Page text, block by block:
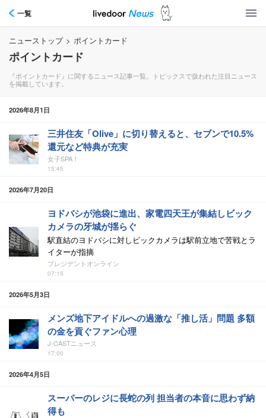
一覧
ニューストップ > ポイントカード
ポイントカード
『ポイントカード』に関するニュース記事一覧。トピックスで扱われた注目ニュース
を掲載しています。
2026年8月1日
三井住友「Olive」に切り替えると、セブンで10.5%
還元など特典が充実
女子SPA！
15:45
2026年7月20日
ヨドバシが池袋に進出、家電四天王が集結しビック
カメラの牙城が揺らぐ
駅直結のヨドバシに対しビックカメラは駅前立地で苦戦とラ
イターが指摘
プレジデントオンライン
07:15
2026年5月3日
メンズ地下アイドルへの過激な「推し活」問題 多額
の金を貢ぐファン心理
J-CASTニュース
17:00
2026年4月5日
スーパーのレジに長蛇の列 担当者の本音に思わず納
得も